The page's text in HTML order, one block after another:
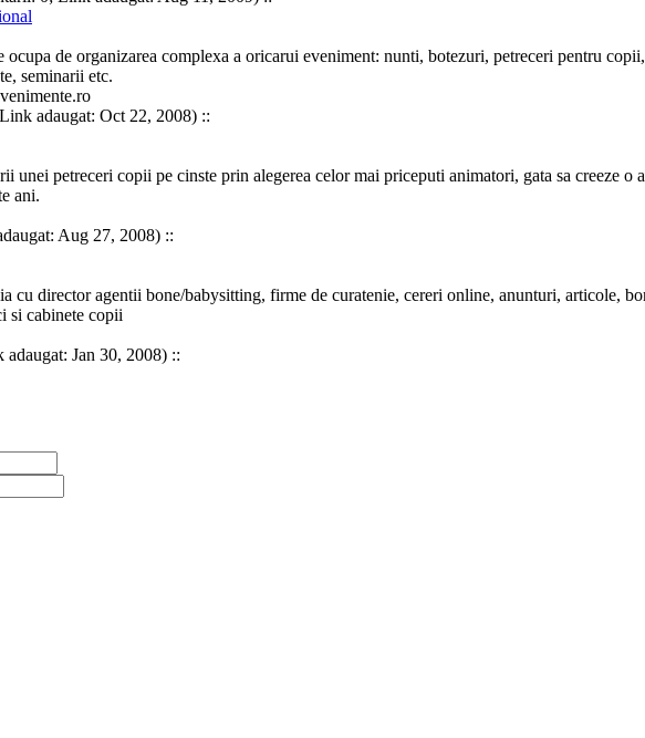
de organizarea complexa a oricarui eveniment: nunti, botezuri, petreceri pentru copii
seminarii etc.
adaugat: Oct 22, 2008) ::
unei petreceri copii pe cinste prin alegerea celor mai priceputi animatori, gata sa creeze
ani.
Aug 27, 2008) ::
cu director agentii bone/babysitting, firme de curatenie, cereri online, anunturi, articole,
si cabinete copii
Jan 30, 2008) ::